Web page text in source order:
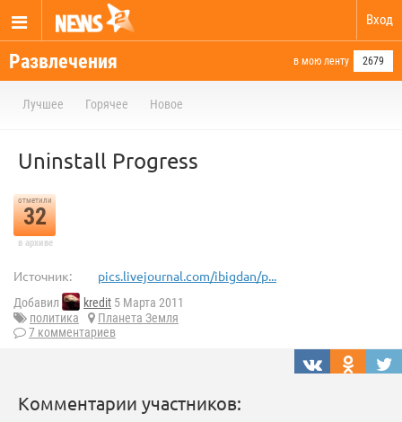
Вход
Развлечения в мою ленту 2679
Лучшее Горячее Новое
Uninstall Progress
отметили
32
в архиве
Источник: pics.livejournal.com/ibigdan/p...
Добавил kredit 5 Марта 2011
политика
Планета Земля
7 комментариев
Комментарии участников: